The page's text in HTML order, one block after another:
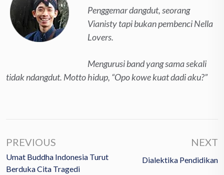
Penggemar dangdut, seorang
Vianisty tapi bukan pembenci Nella
Lovers.
Mengurusi band yang sama sekali
tidak ndangdut. Motto hidup, “Opo kowe kuat dadi aku?”
PREVIOUS
Umat Buddha Indonesia Turut
Berduka Cita Tragedi
NEXT
Dialektika Pendidikan